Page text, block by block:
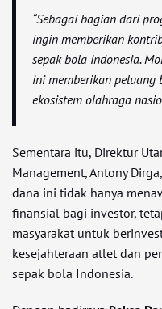
“Sebagai bagian dari
ingin memberikan
sepak bola Indonesia.
ini memberikan peluang
ekosistem olahraga
Sementara itu, Direktur
Management, Antony
dana ini tidak hanya
finansial bagi investor,
masyarakat untuk
kesejahteraan atlet dan
sepak bola Indonesia.